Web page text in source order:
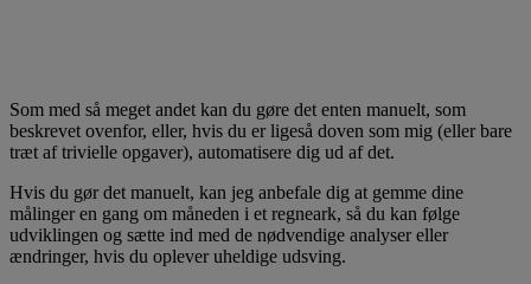
Som med så meget andet kan du gøre det enten manuelt, som
beskrevet ovenfor, eller, hvis du er ligeså doven som mig (eller bare
træt af trivielle opgaver), automatisere dig ud af det.
Hvis du gør det manuelt, kan jeg anbefale dig at gemme dine
målinger en gang om måneden i et regneark, så du kan følge
udviklingen og sætte ind med de nødvendige analyser eller
ændringer, hvis du oplever uheldige udsving.